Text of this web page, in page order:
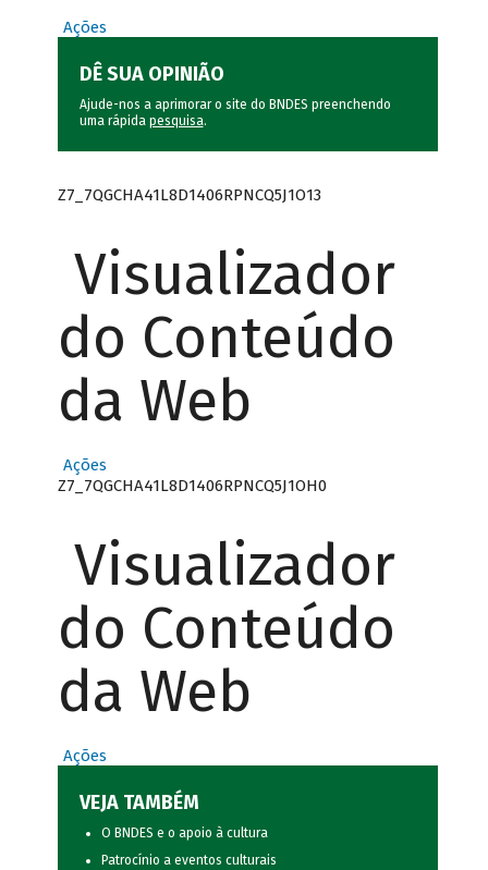
Ações
DÊ SUA OPINIÃO
Ajude-nos a aprimorar o site do BNDES preenchendo
uma rápida pesquisa.
Z7_7QGCHA41L8D1406RPNCQ5J1O13
Visualizador
do Conteúdo
da Web
Ações
Z7_7QGCHA41L8D1406RPNCQ5J1OH0
Visualizador
do Conteúdo
da Web
Ações
VEJA TAMBÉM
O BNDES e o apoio à cultura
Patrocínio a eventos culturais